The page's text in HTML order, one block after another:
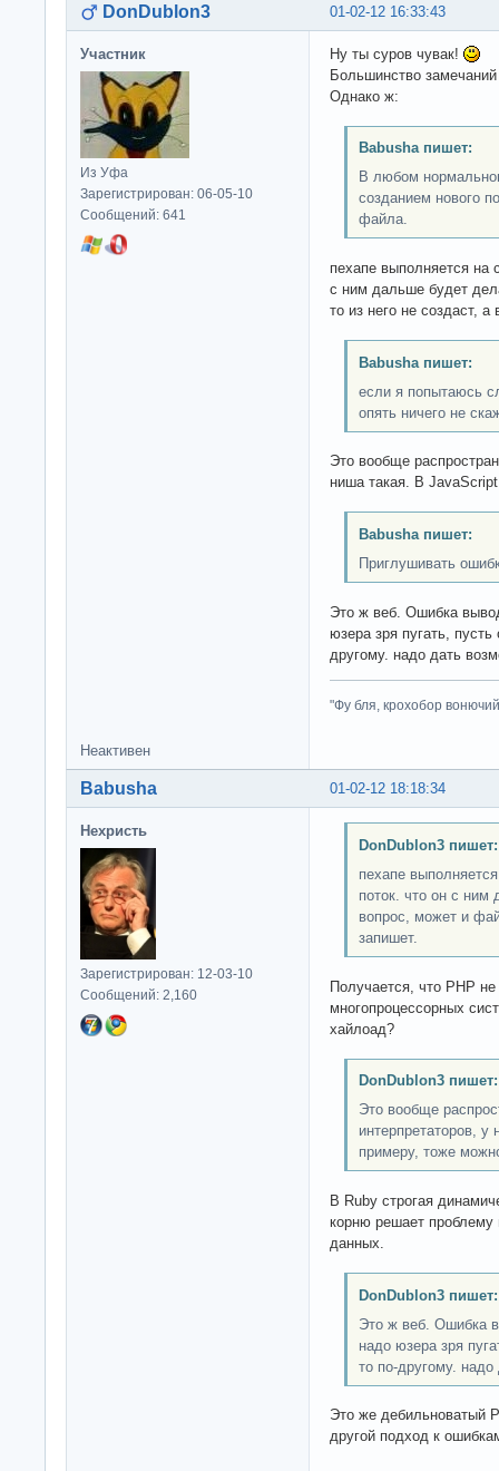
01-02-12 16:33:43
DonDublon3
Участник
Из Уфа
Зарегистрирован: 06-05-10
Сообщений: 641
Ну ты суров чувак!
Большинство
Однако ж:
Babusha пишет:
В любом
созданием нового
файла.
пехапе выполняется на
с ним дальше будет
то из него не создаст,
Babusha пишет:
если я попытаюсь
опять ничего не
Это вообще
ниша такая. В
Babusha пишет:
Приглушивать
Это ж веб. Ошибка
юзера зря пугать,
другому. надо дать
"Фу бля, крохобор
Неактивен
01-02-12 18:18:34
Babusha
Нехристь
Зарегистрирован: 12-03-10
Сообщений: 2,160
DonDublon3 пишет:
пехапе
поток. что он с
вопрос, может и
запишет.
Получается, что PHP
многопроцессорных
хайлоад?
DonDublon3 пишет:
Это вообще
интерпретаторов,
примеру, тоже
В Ruby строгая
корню решает проблему
данных.
DonDublon3 пишет:
Это ж веб. Ошибка
надо юзера зря
то по-другому.
Это же дебильноватый
другой подход к